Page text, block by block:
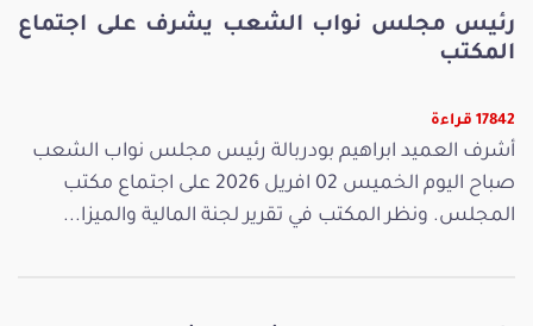
رئيس مجلس نواب الشعب يشرف على اجتماع
المكتب
17842 قراءة
أشرف العميد ابراهيم بودربالة رئيس مجلس نواب الشعب
صباح اليوم الخميس 02 افريل 2026 على اجتماع مكتب
المجلس. ونظر المكتب في تقرير لجنة المالية والميزا...